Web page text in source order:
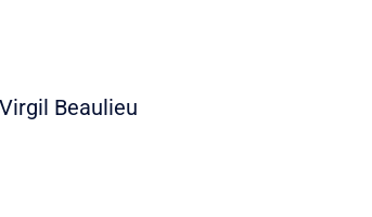
Beaulieu